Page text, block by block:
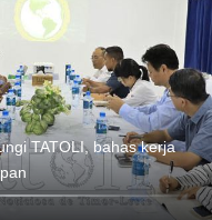
TATOLI, bahas kerja